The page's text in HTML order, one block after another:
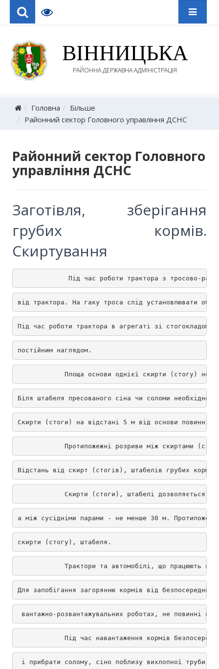
ВІННИЦЬКА
РАЙОННА ДЕРЖАВНА АДМІНІСТРАЦІЯ
Головна
Більше
Районний сектор Головного управління ДСНС
Районний сектор Головного
управління ДСНС
Заготівля, зберігання
грубих кормів.
Скиртування
Під час роботи трактора з тросово-рамочною
від трактора. На гаку троса слід установлювати
Під час роботи трактора в агрегаті зі стогокладом
постійним наглядом.
Площа основи однієї скирти (стогу) не
Біля штабеля пресованого сіна чи соломи необхідно
Скирти (стоги) на відстані 5 м від основи повинні
Протипожежні розриви між скиртами
Відстань від скирт (стогів), штабелів грубих
Скирти (стоги), штабелі дозволяється
а між сусідніми парами - не менше 30 м.
скирти (стогу), штабеля.
Трактори та автомобілі, що працюють на
Для запобігання загорянню кормів від
вантажно-розвантажувальних роботах, не повинні
Під час навантаження кормів безпосередньо в
і прибрати солому, сіно поблизу вихлопної труби.